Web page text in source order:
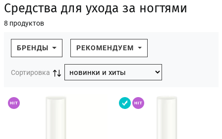
Средства для ухода за ногтями
8 продуктов
БРЕНДЫ РЕКОМЕНДУЕМ
Сортировка